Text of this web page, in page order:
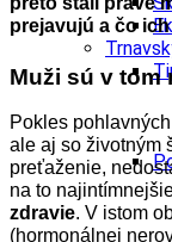
prejavujú a čo
Muži sú v tom
Pokles
ale aj so životným
preťaženie,
na to
zdravie. V istom
(hormonálnej